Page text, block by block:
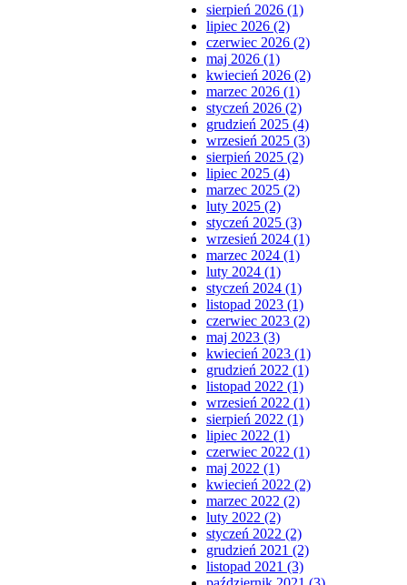
sierpień 2026 (1)
lipiec 2026 (2)
czerwiec 2026 (2)
maj 2026 (1)
kwiecień 2026 (2)
marzec 2026 (1)
styczeń 2026 (2)
grudzień 2025 (4)
wrzesień 2025 (3)
sierpień 2025 (2)
lipiec 2025 (4)
marzec 2025 (2)
luty 2025 (2)
styczeń 2025 (3)
wrzesień 2024 (1)
marzec 2024 (1)
luty 2024 (1)
styczeń 2024 (1)
listopad 2023 (1)
czerwiec 2023 (2)
maj 2023 (3)
kwiecień 2023 (1)
grudzień 2022 (1)
listopad 2022 (1)
wrzesień 2022 (1)
sierpień 2022 (1)
lipiec 2022 (1)
czerwiec 2022 (1)
maj 2022 (1)
kwiecień 2022 (2)
marzec 2022 (2)
luty 2022 (2)
styczeń 2022 (2)
grudzień 2021 (2)
listopad 2021 (3)